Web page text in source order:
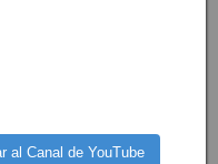
al Canal de YouTube